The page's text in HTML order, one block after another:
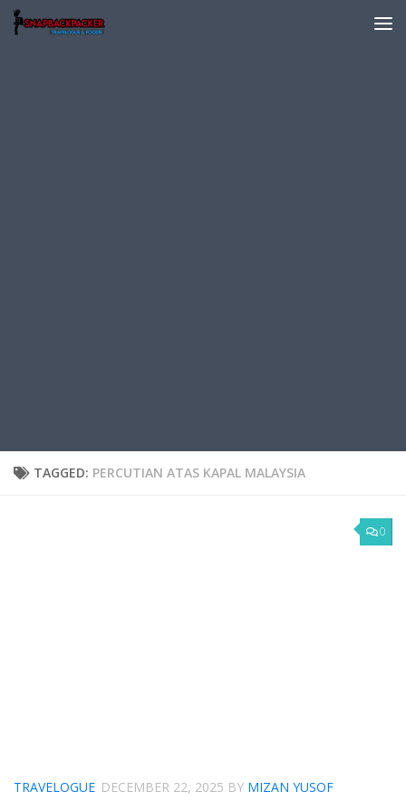
Skip to content
TAGGED: PERCUTIAN ATAS KAPAL MALAYSIA
0
TRAVELOGUE DECEMBER 22, 2025 BY MIZAN YUSOF